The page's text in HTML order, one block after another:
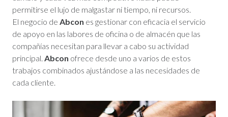
permitirse el lujo de malgastar ni tiempo, ni recursos.
El negocio de Abcon es gestionar con eficacia el servicio
de apoyo en las labores de oficina o de almacén que las
compañías necesitan para llevar a cabo su actividad
principal. Abcon ofrece desde uno a varios de estos
trabajos combinados ajustándose a las necesidades de
cada cliente.